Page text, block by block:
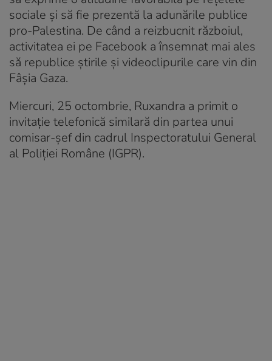
sociale şi să fie prezentă la adunările publice
pro-Palestina. De când a reizbucnit războiul,
activitatea ei pe Facebook a însemnat mai ales
să republice știrile și videoclipurile care vin din
Fâșia Gaza.
Miercuri, 25 octombrie, Ruxandra a primit o
invitaţie telefonică similară din partea unui
comisar-şef din cadrul Inspectoratului General
al Poliţiei Române (IGPR).